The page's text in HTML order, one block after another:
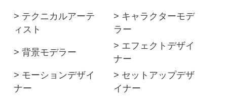
> テクニカルアーテ
ィスト
> キャラクターモデ
ラー
> 背景モデラー
> エフェクトデザイ
ナー
> モーションデザイ
ナー
> セットアップデザ
イナー